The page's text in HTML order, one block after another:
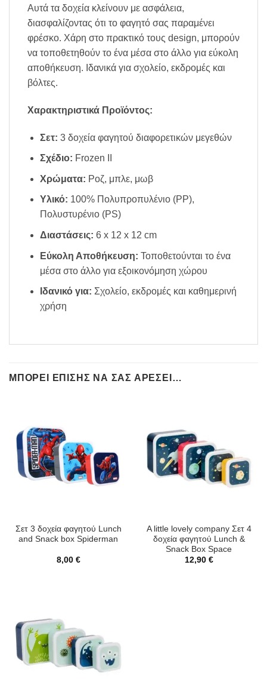
Αυτά τα δοχεία κλείνουν με ασφάλεια,
διασφαλίζοντας ότι το φαγητό σας παραμένει
φρέσκο. Χάρη στο πρακτικό τους design, μπορούν
να τοποθετηθούν το ένα μέσα στο άλλο για εύκολη
αποθήκευση. Ιδανικά για σχολείο, εκδρομές και
βόλτες.
Χαρακτηριστικά Προϊόντος:
Σετ: 3 δοχεία φαγητού διαφορετικών μεγεθών
Σχέδιο: Frozen II
Χρώματα: Ροζ, μπλε, μωβ
Υλικό: 100% Πολυπροπυλένιο (PP),
Πολυστυρένιο (PS)
Διαστάσεις: 6 x 12 x 12 cm
Εύκολη Αποθήκευση: Τοποθετούνται το ένα
μέσα στο άλλο για εξοικονόμηση χώρου
Ιδανικό για: Σχολείο, εκδρομές και καθημερινή
χρήση
ΜΠΟΡΕΊ ΕΠΊΣΗΣ ΝΑ ΣΑΣ ΑΡΈΣΕΙ…
Σετ 3 δοχεία φαγητού Lunch
and Snack box Spiderman
8,00 €
A little lovely company Σετ 4
δοχεία φαγητού Lunch &
Snack Box Space
12,90 €